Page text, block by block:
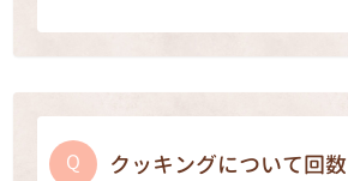
クッキングについて回